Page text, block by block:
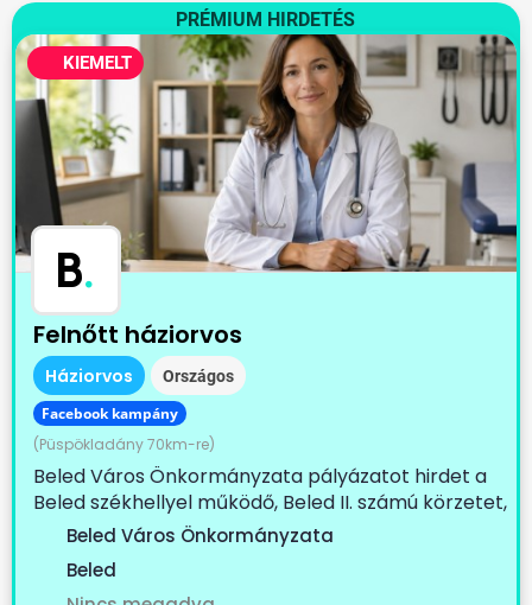
PRÉMIUM HIRDETÉS
KIEMELT
B.
Felnőtt háziorvos
Háziorvos Országos
Facebook kampány
(Püspökladány 70km-re)
Beled Város Önkormányzata pályázatot hirdet a
Beled székhellyel működő, Beled II. számú körzetet,
Cirák...Beled Város Önkormányzata
Beled